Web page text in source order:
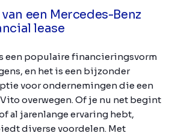
een Mercedes-Benz
lease
een populaire financieringsvorm
en het is een bijzonder
voor ondernemingen die een
overwegen. Of je nu net begint
al jarenlange ervaring hebt,
diverse voordelen. Met